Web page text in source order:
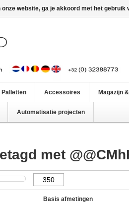
Palletten Accessoires Magazijn
Automatisatie projecten
met
Basis afmetingen
onze website, ga je akkoord met het